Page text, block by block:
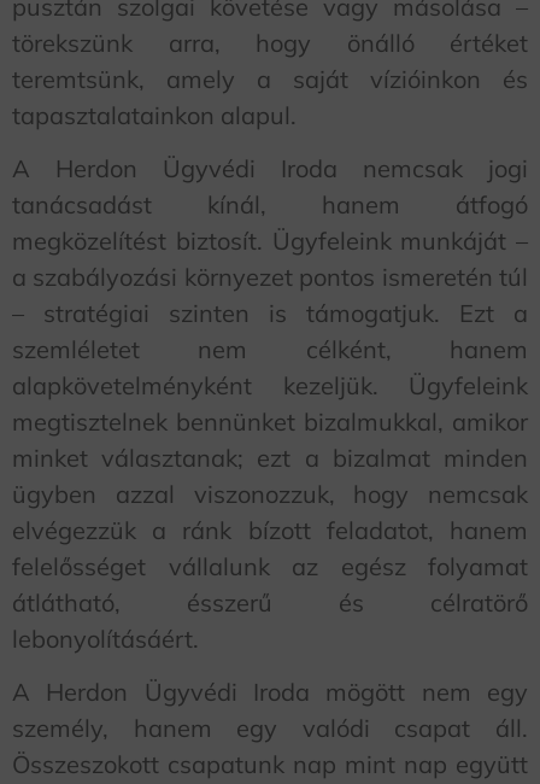
pusztán szolgai követése vagy másolása –
törekszünk arra, hogy önálló értéket
teremtsünk, amely a saját vízióinkon és
tapasztalatainkon alapul.
A Herdon Ügyvédi Iroda nemcsak jogi
tanácsadást kínál, hanem átfogó
megközelítést biztosít. Ügyfeleink munkáját –
a szabályozási környezet pontos ismeretén túl
– stratégiai szinten is támogatjuk. Ezt a
szemléletet nem célként, hanem
alapkövetelményként kezeljük. Ügyfeleink
megtisztelnek bennünket bizalmukkal, amikor
minket választanak; ezt a bizalmat minden
ügyben azzal viszonozzuk, hogy nemcsak
elvégezzük a ránk bízott feladatot, hanem
felelősséget vállalunk az egész folyamat
átlátható, ésszerű és célratörő
lebonyolításáért.
A Herdon Ügyvédi Iroda mögött nem egy
személy, hanem egy valódi csapat áll.
Összeszokott csapatunk nap mint nap együtt